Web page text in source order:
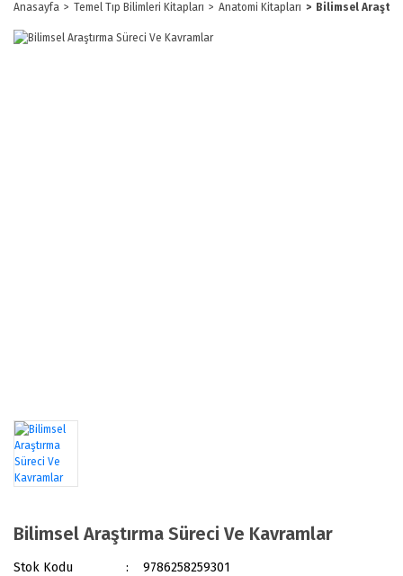
Anasayfa Temel Tıp Bilimleri Kitapları Anatomi Kitapları Bilimsel
Bilimsel Araştırma Süreci Ve Kavramlar
Stok Kodu
9786258259301